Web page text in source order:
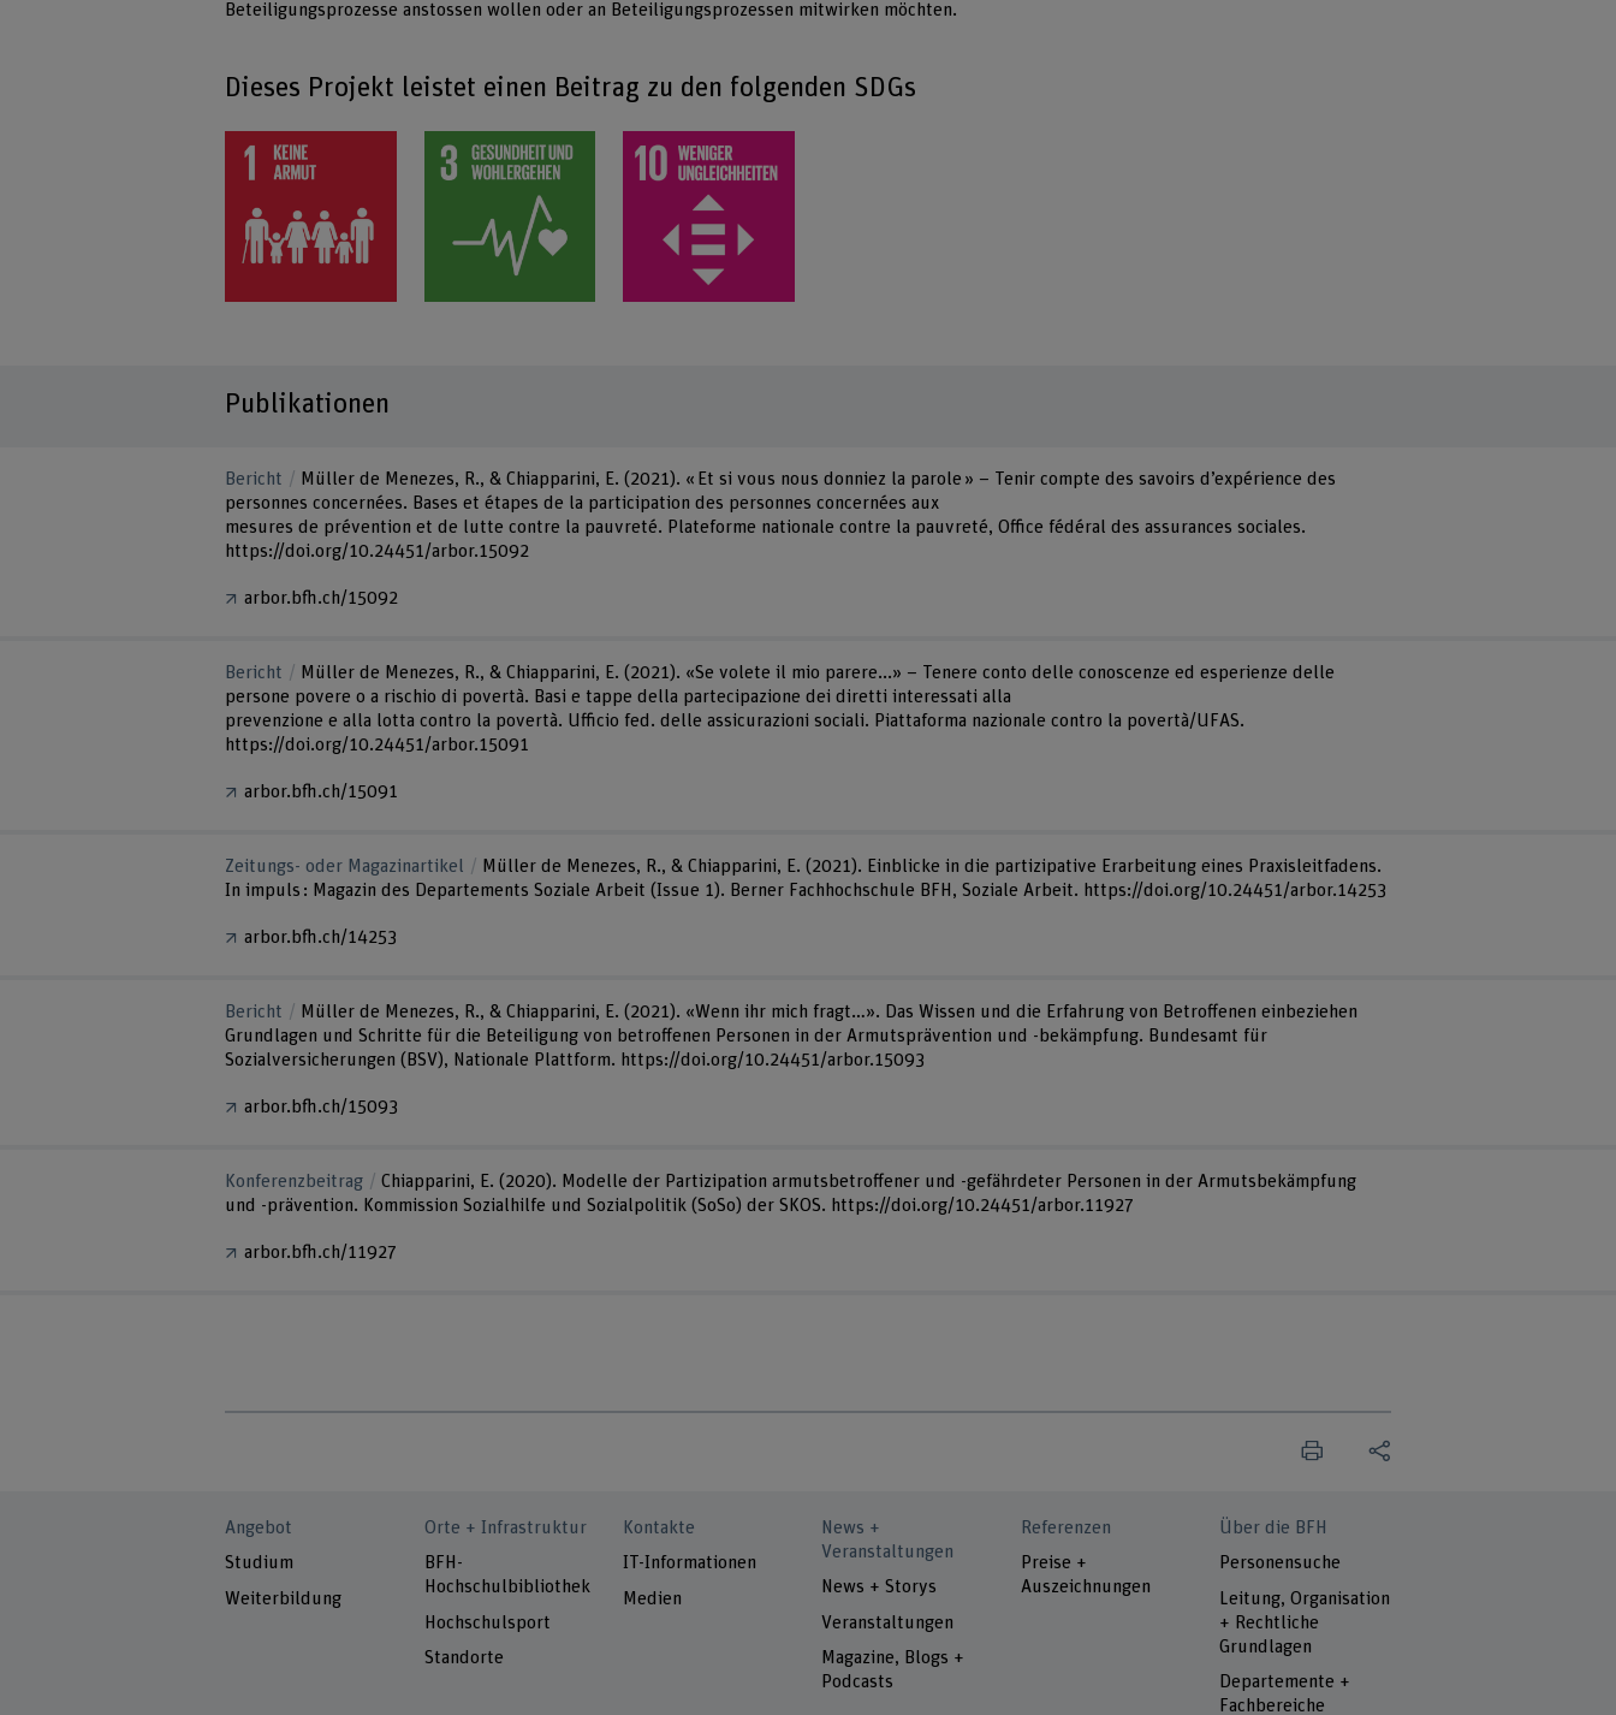
Beteiligungsprozesse anstossen wollen oder an Beteiligungsprozessen mitwirken möchten.
Dieses Projekt leistet einen Beitrag zu den folgenden SDGs
Publikationen
Bericht
Müller de Menezes, R., & Chiapparini, E. (2021). « Et si vous nous donniez la parole » – Tenir compte des savoirs d’expérience des
personnes concernées. Bases et étapes de la participation des personnes concernées aux
mesures de prévention et de lutte contre la pauvreté. Plateforme nationale contre la pauvreté, Office fédéral des assurances sociales.
https://doi.org/10.24451/arbor.15092
arbor.bfh.ch/15092
Bericht
Müller de Menezes, R., & Chiapparini, E. (2021). «Se volete il mio parere...» – Tenere conto delle conoscenze ed esperienze delle
persone povere o a rischio di povertà. Basi e tappe della partecipazione dei diretti interessati alla
prevenzione e alla lotta contro la povertà. Ufficio fed. delle assicurazioni sociali. Piattaforma nazionale contro la povertà/UFAS.
https://doi.org/10.24451/arbor.15091
arbor.bfh.ch/15091
Zeitungs- oder Magazinartikel
Müller de Menezes, R., & Chiapparini, E. (2021). Einblicke in die partizipative Erarbeitung eines Praxisleitfadens.
In impuls : Magazin des Departements Soziale Arbeit (Issue 1). Berner Fachhochschule BFH, Soziale Arbeit. https://doi.org/10.24451/arbor.14253
arbor.bfh.ch/14253
Bericht
Müller de Menezes, R., & Chiapparini, E. (2021). «Wenn ihr mich fragt…». Das Wissen und die Erfahrung von Betroffenen einbeziehen
Grundlagen und Schritte für die Beteiligung von betroffenen Personen in der Armutsprävention und -bekämpfung. Bundesamt für
Sozialversicherungen (BSV), Nationale Plattform. https://doi.org/10.24451/arbor.15093
arbor.bfh.ch/15093
Konferenzbeitrag
Chiapparini, E. (2020). Modelle der Partizipation armutsbetroffener und -gefährdeter Personen in der Armutsbekämpfung
und -prävention. Kommission Sozialhilfe und Sozialpolitik (SoSo) der SKOS. https://doi.org/10.24451/arbor.11927
arbor.bfh.ch/11927
Angebot
Studium
Weiterbildung
Orte + Infrastruktur
BFH-
Hochschulbibliothek
Hochschulsport
Standorte
Kontakte
IT-Informationen
Medien
News +
Veranstaltungen
News + Storys
Veranstaltungen
Magazine, Blogs +
Podcasts
Referenzen
Preise +
Auszeichnungen
Über die BFH
Personensuche
Leitung, Organisation
+ Rechtliche
Grundlagen
Departemente +
Fachbereiche